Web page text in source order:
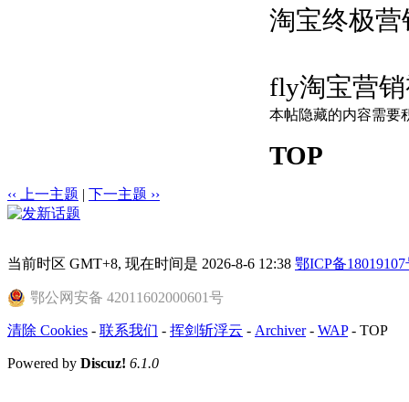
淘宝终极营
fly淘宝营
本帖隐藏的内容需要
TOP
‹‹ 上一主题 | 下一主题 ››
当前时区 GMT+8, 现在时间是 2026-8-6 12:38 鄂ICP备18019107
鄂公网安备 42011602000601号
清除 Cookies - 联系我们 - 挥剑斩浮云 - Archiver- WAP- TOP
Powered by Discuz! 6.1.0